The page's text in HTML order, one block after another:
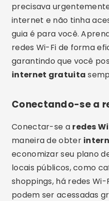
precisava
internet e não tinha
guia é para você.
redes Wi-Fi de forma
garantindo que você
internet gratuita
Conectando-se a
Conectar-se a redes
maneira de obter
economizar seu plano
locais públicos, como
shoppings, há redes Wi-
podem ser acessadas